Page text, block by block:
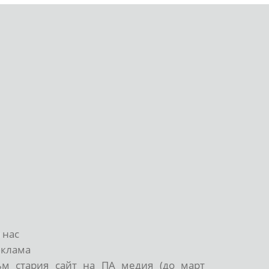
нас
стария сайт на ПА медия (до март